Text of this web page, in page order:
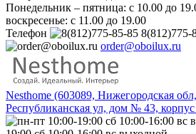
Понедельник – пятница: с 10.00 до
воскресенье: с 11.00 до 19.00
Телефон
8(812)775-
order@oboilux.ru
Nesthome (603089, Нижегородская
Республиканская ул, дом № 43,